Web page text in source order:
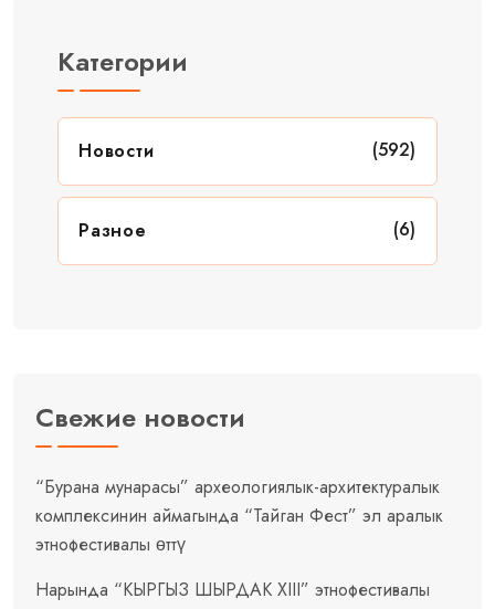
Категории
Новости (592)
Разное (6)
Свежие новости
“Бурана мунарасы” археологиялык-архитектуралык
комплексинин аймагында “Тайган Фест” эл аралык
этнофестивалы өттү
Нарында “КЫРГЫЗ ШЫРДАК XIII” этнофестивалы